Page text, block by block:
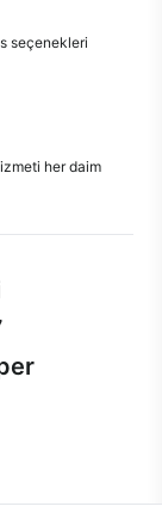
seçenekleri
her daim